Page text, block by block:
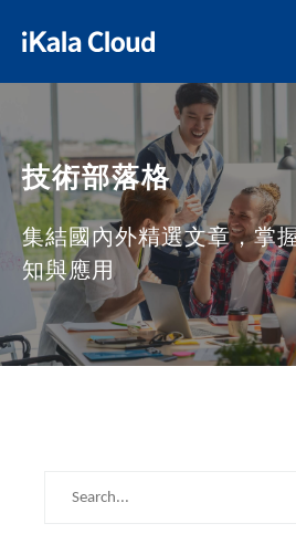
技術部落格
集結國內外精選文章，掌
知與應用